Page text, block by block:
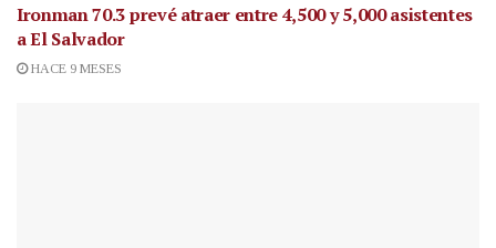
Ironman 70.3 prevé atraer entre 4,500 y 5,000 asistentes
a El Salvador
HACE 9 MESES